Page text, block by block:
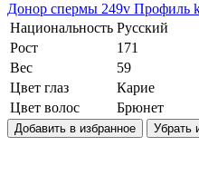
Донор спермы 249v Профиль
Национальность Русский
Рост
171
Вес
59
Цвет глаз
Карие
Цвет волос
Брюнет
Добавить в избранное Убрать